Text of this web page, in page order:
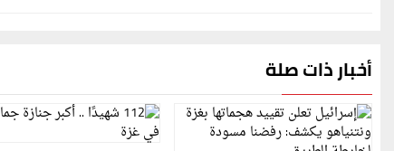
أخبار ذات صلة